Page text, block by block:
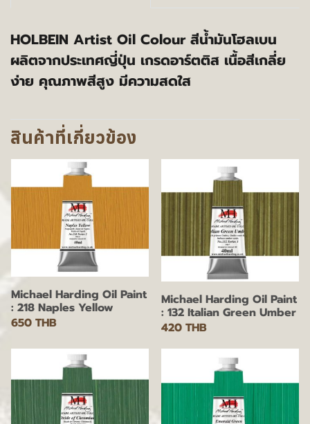
HOLBEIN Artist Oil Colour สีน้ำมันโฮลเบน
ผลิตจากประเทศญี่ปุ่น เกรดอาร์ตติส เนื้อสีเกลี่ย
ง่าย คุณภาพสีสูง มีความสดใส
สินค้าที่เกี่ยวข้อง
Michael Harding Oil Paint
: 218 Naples Yellow
650 THB
Michael Harding Oil Paint
: 132 Italian Green Umber
420 THB